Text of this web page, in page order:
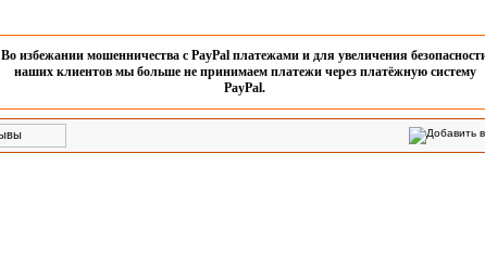
Во избежании мошенничества с PayPal платежами и для увеличения
наших клиентов мы больше не принимаем платежи через платёжную систему
PayPal.